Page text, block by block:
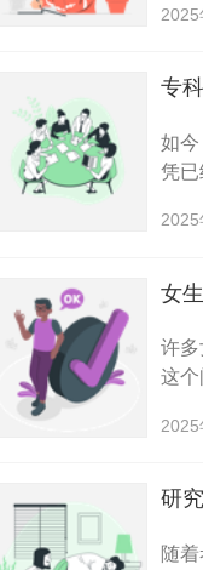
校呢
2025
专
如
凭
考的
2025
女
许
这
一些
2025
研
随